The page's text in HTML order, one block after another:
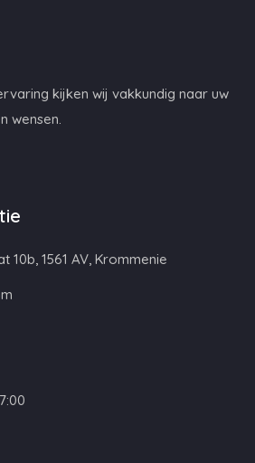
kijken wij vakkundig naar uw
wensen.
1561 AV, Krommenie